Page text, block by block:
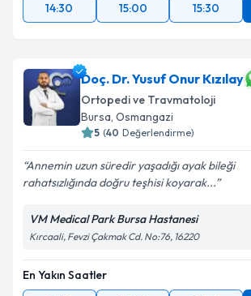
14:30
15:00 15:30
Doç. Dr. Yusuf Onur Kızılay
Ortopedi ve Travmatoloji
Bursa, Osmangazi
5 (40 Değerlendirme)
Annemin uzun süredir yaşadığı ayak bileği
rahatsızlığında doğru teşhisi koyarak...
VM Medical Park Bursa Hastanesi
Kırcaali, Fevzi Çakmak Cd. No:76, 16220
En Yakın Saatler